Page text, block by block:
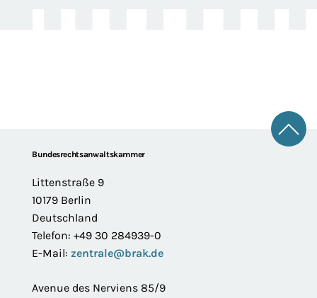
FooterBundesrechtsanwaltskammer
Littenstraße 9
10179 Berlin
Deutschland
Telefon: +49 30 284939-0
E-Mail: zentrale@brak.de
Avenue des Nerviens 85/9